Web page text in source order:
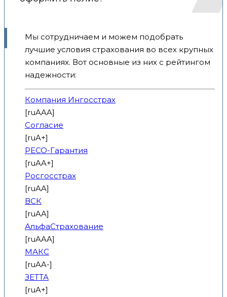
Мы сотрудничаем и можем подобрать
лучшие условия страхования во всех крупных
компаниях. Вот основные из них с рейтингом
надежности:
Компания Ингосстрах
[ruAAA]
Согласие
[ruA+]
РЕСО-Гарантия
[ruAA+]
Росгосстрах
[ruAA]
ВСК
[ruAA]
АльфаСтрахование
[ruAAA]
МАКС
[ruAA-]
ЗЕТТА
[ruA+]